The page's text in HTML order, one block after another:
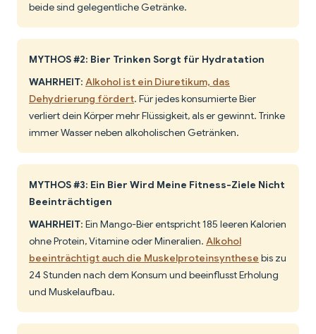
beide sind gelegentliche Getränke.
MYTHOS #2: Bier Trinken Sorgt für Hydratation
WAHRHEIT: Alkohol ist ein Diuretikum, das
Dehydrierung fördert. Für jedes konsumierte Bier
verliert dein Körper mehr Flüssigkeit, als er gewinnt. Trinke
immer Wasser neben alkoholischen Getränken.
MYTHOS #3: Ein Bier Wird Meine Fitness-Ziele Nicht
Beeinträchtigen
WAHRHEIT: Ein Mango-Bier entspricht 185 leeren Kalorien
ohne Protein, Vitamine oder Mineralien. Alkohol
beeinträchtigt auch die Muskelproteinsynthese bis zu
24 Stunden nach dem Konsum und beeinflusst Erholung
und Muskelaufbau.